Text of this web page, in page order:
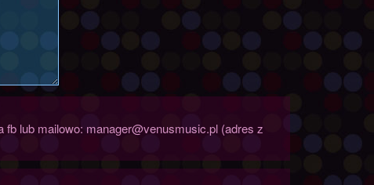
lub mailowo: manager@venusmusic.pl (adres z